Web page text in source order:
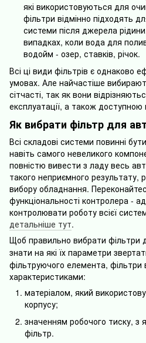
які використовуються для
фільтри відмінно підходять
системи після джерела
випадках, коли вода для
водойм - озер, ставків, річок.
Всі ці види фільтрів є однаково
умовах. Але найчастіше
сітчасті, так як вони
експлуатації, а також доступною
Як вибрати фільтр для
Всі складові системи повинні
навіть самого невеликого
повністю вивести з ладу весь
такого неприємного результату,
вибору обладнання.
функціональності контролера -
контролювати роботу всієї
детальніше тут.
Щоб правильно вибрати фільтри
знати на які їх параметри
фільтруючого елемента, фільтри
характеристиками:
матеріалом, який
корпусу;
значенням робочого тиску, з
фільтр.